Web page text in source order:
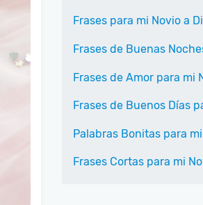
Frases para mi Novio a
Frases de Buenas
Frases de Amor para mi
Frases de Buenos Días
Palabras Bonitas para
Frases Cortas para mi